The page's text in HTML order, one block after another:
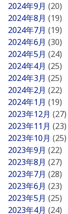
2024年9月 (20)
2024年8月 (19)
2024年7月 (19)
2024年6月 (30)
2024年5月 (24)
2024年4月 (25)
2024年3月 (25)
2024年2月 (22)
2024年1月 (19)
2023年12月 (27)
2023年11月 (23)
2023年10月 (25)
2023年9月 (22)
2023年8月 (27)
2023年7月 (28)
2023年6月 (23)
2023年5月 (25)
2023年4月 (24)